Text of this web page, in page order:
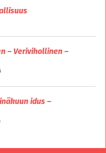
– Verivihollinen –
idus –